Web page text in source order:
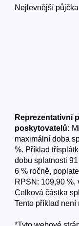
Nejlevnější půjčka
Reprezentativní
poskytovatelů:
maximální doba
%. Příklad
dobu splatnosti
6 % ročně,
RPSN: 109,90 %,
Celková částka
Tento příklad není